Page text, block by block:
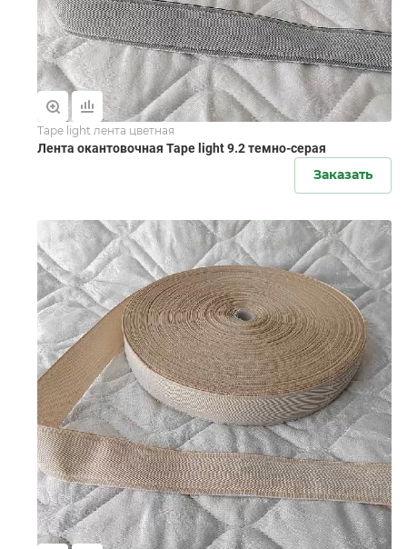
Tape light лента цветная
Лента окантовочная Tape light 9.2 темно-серая
Заказать